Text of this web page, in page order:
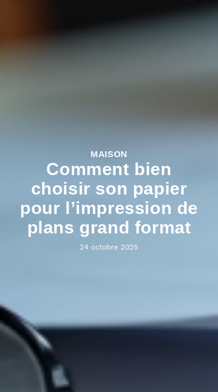
MAISON
Comment bien
choisir son papier
pour l’impression de
plans grand format
24 octobre 2025